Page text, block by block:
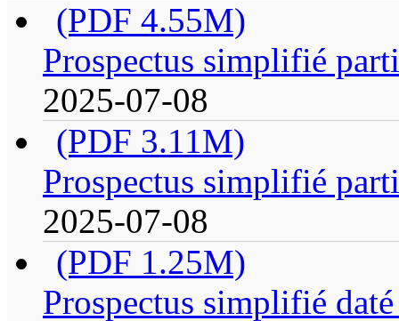
(PDF 4.55M)
Prospectus simplifié
2025-07-08
(PDF 3.11M)
Prospectus simplifié
2025-07-08
(PDF 1.25M)
Prospectus simplifié